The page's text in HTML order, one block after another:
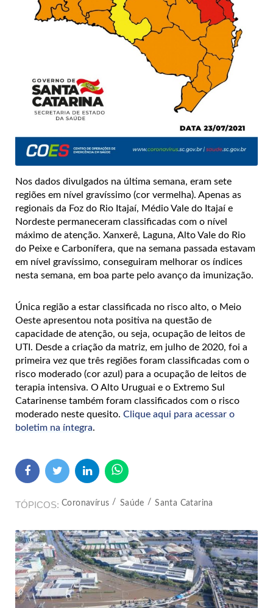
Nos dados divulgados na última semana, eram sete
regiões em nível gravíssimo (cor vermelha). Apenas as
regionais da Foz do Rio Itajaí, Médio Vale do Itajaí e
Nordeste permaneceram classificadas com o nível
máximo de atenção. Xanxerê, Laguna, Alto Vale do Rio
do Peixe e Carbonífera, que na semana passada estavam
em nível gravíssimo, conseguiram melhorar os índices
nesta semana, em boa parte pelo avanço da imunização.
Única região a estar classificada no risco alto, o Meio
Oeste apresentou nota positiva na questão de
capacidade de atenção, ou seja, ocupação de leitos de
UTI. Desde a criação da matriz, em julho de 2020, foi a
primeira vez que três regiões foram classificadas com o
risco moderado (cor azul) para a ocupação de leitos de
terapia intensiva. O Alto Uruguai e o Extremo Sul
Catarinense também foram classificados com o risco
moderado neste quesito. Clique aqui para acessar o
boletim na íntegra.
TÓPICOS Coronavírus Saúde Santa Catarina